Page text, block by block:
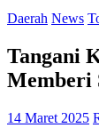
Daerah News
Tangani
Memberi
14 Maret 2025